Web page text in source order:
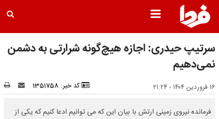
سرتیپ حیدری: اجازه هیچ‌گونه شرارتی به دشمن
نمی‌دهیم
۱۶ فروردین ۱۴۰۴ - ۲۱:۲۴ کد خبر: 1351758
فرمانده نیروی زمینی ارتش با بیان این که می توانیم ادعا کنیم که یکی از